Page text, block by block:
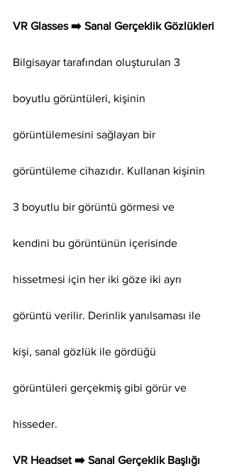
VR Glasses ➡️ Sanal Gerçeklik Gözlükleri
Bilgisayar tarafından oluşturulan 3
boyutlu görüntüleri, kişinin
görüntülemesini sağlayan bir
görüntüleme cihazıdır. Kullanan kişinin
3 boyutlu bir görüntü görmesi ve
kendini bu görüntünün içerisinde
hissetmesi için her iki göze iki ayrı
görüntü verilir. Derinlik yanılsaması ile
kişi, sanal gözlük ile gördüğü
görüntüleri gerçekmiş gibi görür ve
hisseder.
VR Headset ➡️ Sanal Gerçeklik Başlığı